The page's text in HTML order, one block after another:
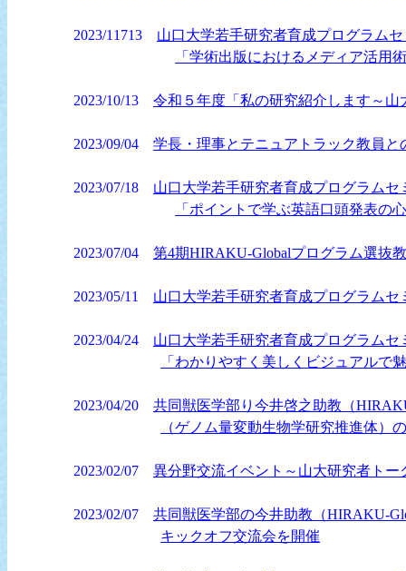
2023/11713 山口大学若手研究者育成プログラム
「学術出版におけるメディア活用
2023/10/13 令和５年度「私の研究紹介します～山
2023/09/04 学長・理事とテニュアトラック教員と
2023/07/18 山口大学若手研究者育成プログラムセ
「ポイントで学ぶ英語口頭発表の
2023/07/04 第4期HIRAKU-Globalプログラム選抜
2023/05/11 山口大学若手研究者育成プログラム
2023/04/24 山口大学若手研究者育成プログラムセ
「わかりやすく美しくビジュアルで
2023/04/20 共同獣医学部り今井啓之助教（
（ゲノム量変動生物学研究推進体）
2023/02/07 異分野交流イベント～山大研究者トー
2023/02/07 共同獣医学部の今井助教（HIRAKU-
キックオフ交流会を開催